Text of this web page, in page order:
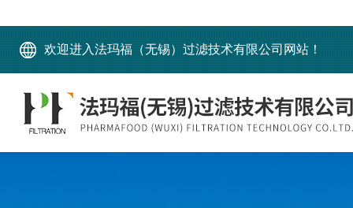
欢迎进入法玛福（无锡）过滤技术有限公司网站！